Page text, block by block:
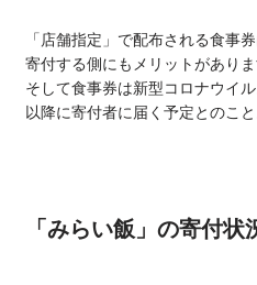
「店舗指定」で配布される食事
寄付する側にもメリットがありま
そして食事券は新型コロナウイ
以降に寄付者に届く予定とのこと
「みらい飯」の寄付状